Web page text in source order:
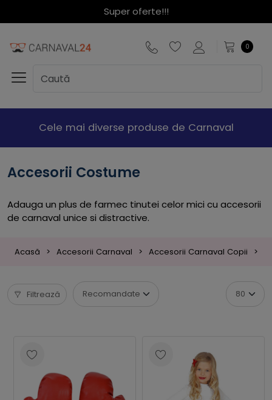
Super oferte!!!
0
Cele mai diverse produse de Carnaval
Accesorii Costume
Adauga un plus de farmec tinutei celor mici cu accesorii
de carnaval unice si distractive.
Acasă Accesorii Carnaval Accesorii Carnaval Copii
Filtrează